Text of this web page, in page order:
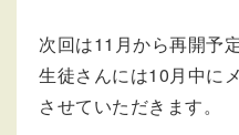
次回は11月から再開予
生徒さんには10月中に
させていただきます。